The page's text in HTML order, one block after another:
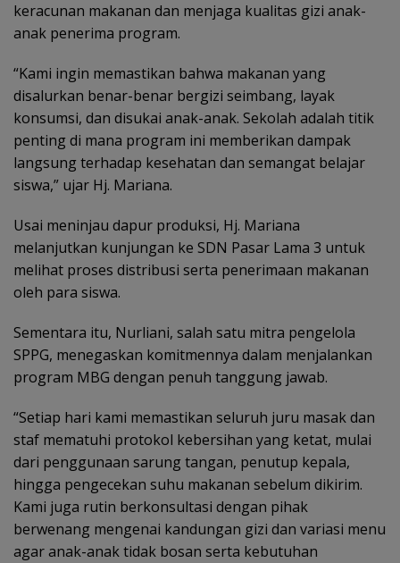
keracunan makanan dan menjaga kualitas gizi anak-
anak penerima program.
‎“Kami ingin memastikan bahwa makanan yang
disalurkan benar-benar bergizi seimbang, layak
konsumsi, dan disukai anak-anak. Sekolah adalah titik
penting di mana program ini memberikan dampak
langsung terhadap kesehatan dan semangat belajar
siswa,” ujar Hj. Mariana.
‎Usai meninjau dapur produksi, Hj. Mariana
melanjutkan kunjungan ke SDN Pasar Lama 3 untuk
melihat proses distribusi serta penerimaan makanan
oleh para siswa.
‎Sementara itu, Nurliani, salah satu mitra pengelola
SPPG, menegaskan komitmennya dalam menjalankan
program MBG dengan penuh tanggung jawab.
‎“Setiap hari kami memastikan seluruh juru masak dan
staf mematuhi protokol kebersihan yang ketat, mulai
dari penggunaan sarung tangan, penutup kepala,
hingga pengecekan suhu makanan sebelum dikirim.
Kami juga rutin berkonsultasi dengan pihak
berwenang mengenai kandungan gizi dan variasi menu
agar anak-anak tidak bosan serta kebutuhan